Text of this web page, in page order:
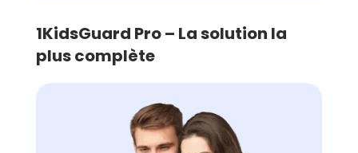
1KidsGuard Pro – La solution la
plus complète